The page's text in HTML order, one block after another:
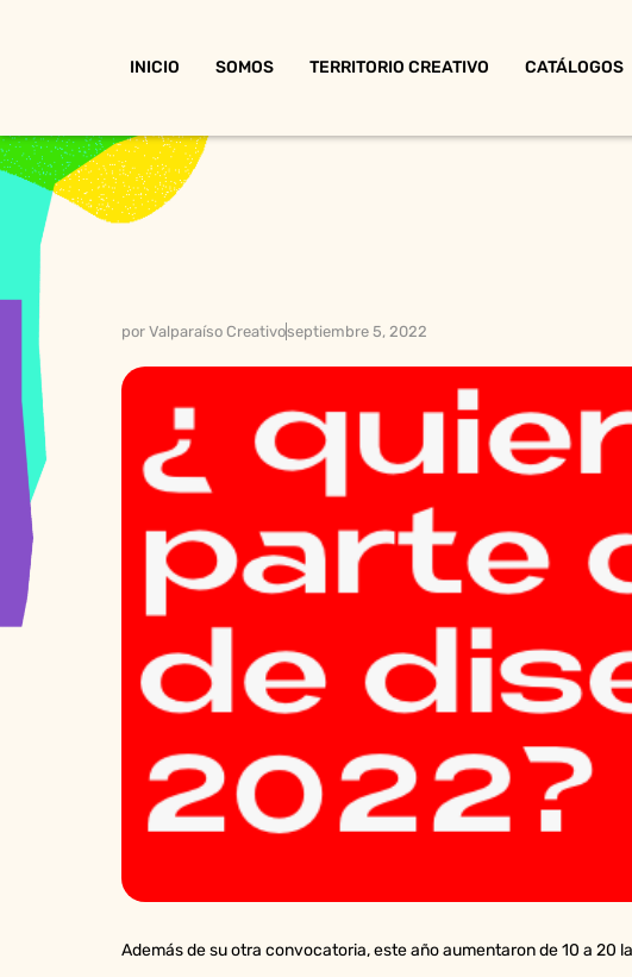
INICIO SOMOS TERRITORIO CREATIVO CATÁLOGOS
por Valparaíso Creativoseptiembre 5, 2022
Además de su otra convocatoria, este año aumentaron de 10 a 20